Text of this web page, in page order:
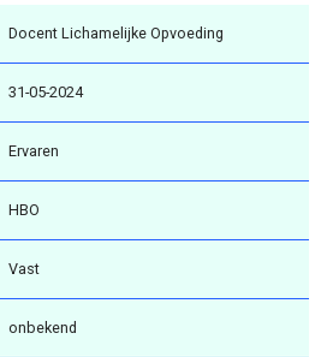
Docent Lichamelijke Opvoeding
31-05-2024
Ervaren
HBO
Vast
onbekend